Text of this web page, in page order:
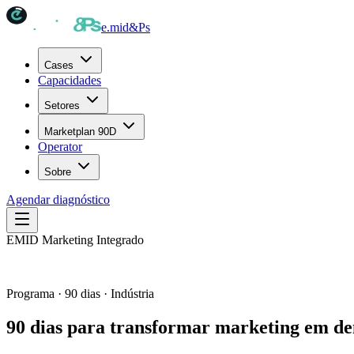
e.mid&Ps
Cases
Capacidades
Setores
Marketplan 90D
Operator
Sobre
Agendar diagnóstico
EMID Marketing Integrado
Programa · 90 dias · Indústria
90 dias para transformar marketing em